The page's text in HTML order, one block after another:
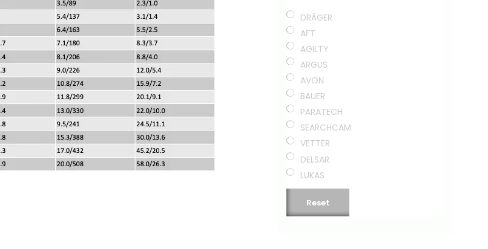
DRÄGER
AFT
AGILTY
ARGUS
AVON
BAUER
PARATECH
SEARCHCAM
VETTER
DELSAR
LUKAS
Reset